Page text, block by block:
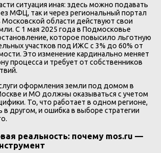
ситуация иная: здесь можно подавать
МФЦ, так и через региональный портал
Московской области действуют свои
С 1 мая 2025 года в Подмосковье
которое повысило льготную
участков под ИЖС с 3% до 60% от
Это изменение кардинально меняет
процесса и требует от собственников
оформления земли под домом в
и МО должны оказываться с учетом
То, что работает в одном регионе,
другом, и ошибка в выборе стратегии
реальность: почему mos.ru —